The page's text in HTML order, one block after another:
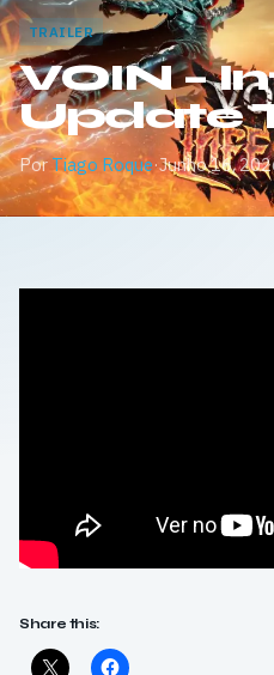
TRAILER
VOIN –
Update
PorTiago Roque·Junho 16,
Share this: